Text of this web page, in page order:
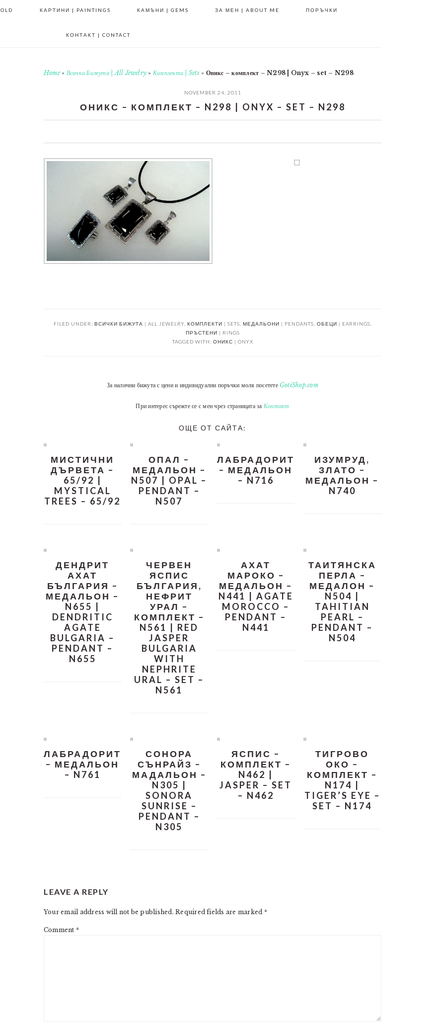
КАРТИНИ | PAINTINGS КАМЪНИ | GEMS ЗА МЕН | ABOUT ME ПОРЪЧКИ
КОНТАКТ | CONTACT
Home» Всички Бижута | All Jewelry » Комплекти | Sets» Оникс – комплект – N298 | Onyx – set – N298
NOVEMBER 24, 2011
ОНИКС – КОМПЛЕКТ – N298 | ONYX – SET – N298
FILED UNDER: ВСИЧКИ БИЖУТА | ALL JEWELRY, КОМПЛЕКТИ | SETS МЕДАЛЬОНИ | PENDANTS ОБЕЦИ | EARRINGS
ПРЪСТЕНИ | RINGS
TAGGED WITH: ОНИКС | ONYX
За налични бижута с цени и индивидуални поръчки моля посетете GotiShop.com
При интерес сърежте се с мен чрез страницата за Контакт
ОЩЕ ОТ САЙТА:
МИСТИЧНИ
ДЪРВЕТА –
65/92 |
MYSTICAL
TREES – 65/92
ОПАЛ –
МЕДАЛЬОН –
N507 | OPAL –
PENDANT –
N507
ЛАБРАДОРИТ
– МЕДАЛЬОН
– N716
ИЗУМРУД,
ЗЛАТО –
МЕДАЛЬОН –
N740
ДЕНДРИТ
АХАТ
БЪЛГАРИЯ –
МЕДАЛЬОН –
N655 |
DENDRITIC
AGATE
BULGARIA –
PENDANT –
N655
ЧЕРВЕН
ЯСПИС
БЪЛГАРИЯ,
НЕФРИТ
УРАЛ –
КОМПЛЕКТ –
N561 | RED
JASPER
BULGARIA
WITH
NEPHRITE
URAL – SET –
N561
АХАТ
МАРОКО –
МЕДАЛЬОН –
N441 | AGATE
MOROCCO –
PENDANT –
N441
ТАИТЯНСКА
ПЕРЛА –
МЕДАЛОН –
N504 |
TAHITIAN
PEARL –
PENDANT –
N504
ЛАБРАДОРИТ
– МЕДАЛЬОН
– N761
СОНОРА
СЪНРАЙЗ –
МАДАЛЬОН –
N305 |
SONORA
SUNRISE –
PENDANT –
N305
ЯСПИС –
КОМПЛЕКТ –
N462 |
JASPER – SET
– N462
ТИГРОВО
ОКО –
КОМПЛЕКТ –
N174 |
TIGER’S EYE –
SET – N174
INTERACTIONS
LEAVE A REPLY
Your email address will not be published. Required fields are marked *
Comment *